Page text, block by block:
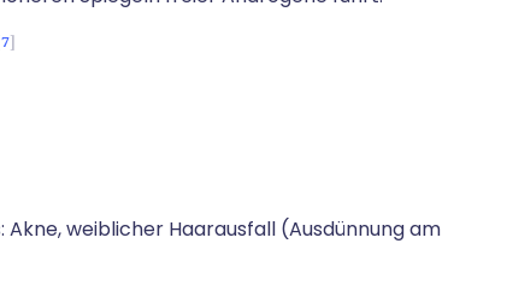
7
weiblicher Haarausfall (Ausdünnung am